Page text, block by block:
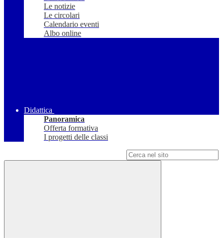
Le notizie
Le circolari
Calendario eventi
Albo online
Didattica
Panoramica
Offerta formativa
I progetti delle classi